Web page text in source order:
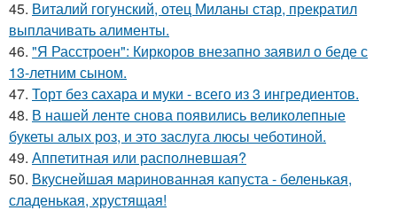
45. Виталий гогунский, отец Миланы стар, прекратил
выплачивать алименты.
46. "Я Расстроен": Киркоров внезапно заявил о беде с
13-летним сыном.
47. Торт без сахара и муки - всего из 3 ингредиентов.
48. В нашей ленте снова появились великолепные
букеты алых роз, и это заслуга люсы чеботиной.
49. Аппетитная или располневшая?
50. Вкуснейшая маринованная капуста - беленькая,
сладенькая, хрустящая!